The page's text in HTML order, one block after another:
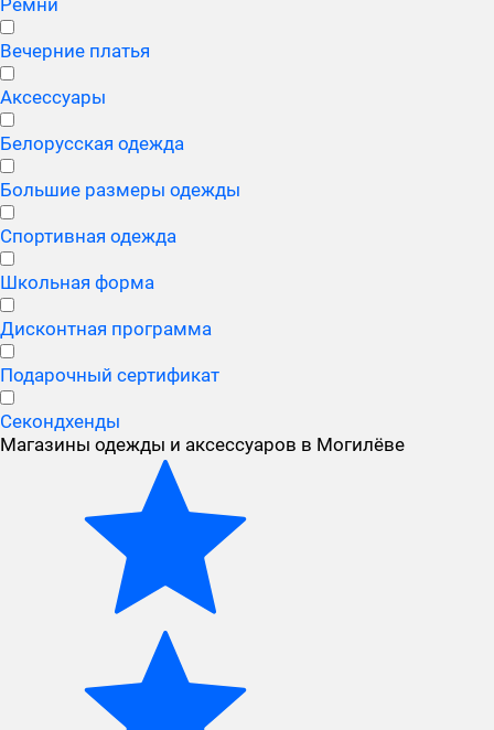
Ремни
Вечерние платья
Аксессуары
Белорусская одежда
Большие размеры одежды
Спортивная одежда
Школьная форма
Дисконтная программа
Подарочный сертификат
Секондхенды
Магазины одежды и аксессуаров в Могилёве